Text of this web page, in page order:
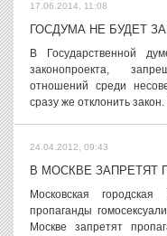
17.06.2014, 11:08
ГОСДУМА НЕ БУДЕТ
В Государственной
законопроекта,
отношений среди
сразу же отклонить
24.04.2012, 09:43
В МОСКВЕ ЗАПРЕТЯТ
Московская
пропаганды
Москве запретят